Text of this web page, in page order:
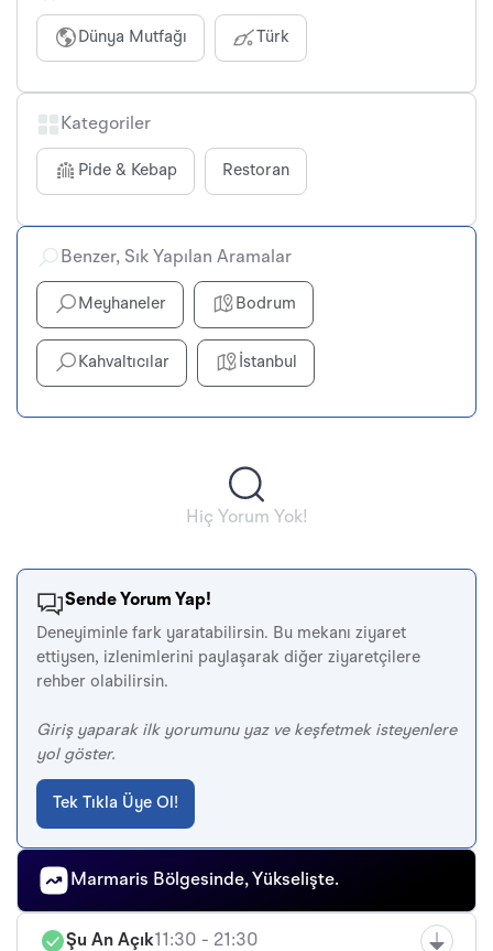
Dünya Mutfağı Türk
Kategoriler
Pide & Kebap Restoran
Benzer, Sık Yapılan Aramalar
Meyhaneler Bodrum
Kahvaltıcılar İstanbul
Hiç Yorum Yok!
Sende Yorum Yap!
Deneyiminle fark yaratabilirsin. Bu mekanı ziyaret
ettiysen, izlenimlerini paylaşarak diğer ziyaretçilere
rehber olabilirsin.
Giriş yaparak ilk yorumunu yaz ve keşfetmek isteyenlere
yol göster.
Tek Tıkla Üye Ol!
Marmaris Bölgesinde, Yükselişte.
Şu An Açık11:30 - 21:30